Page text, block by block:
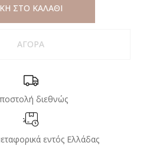
ΣΤΟ ΚΑΛΑΘΙ
ΑΓΟΡΑ
διεθνώς
εντός Ελλάδας